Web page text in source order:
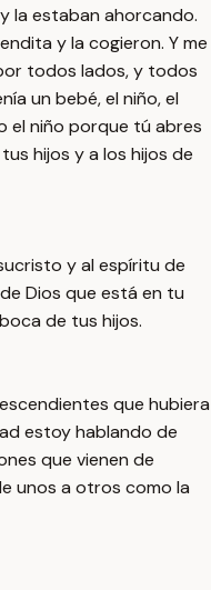
la estaban ahorcando.
y la cogieron. Y me
todos lados, y todos
un bebé, el niño, el
el niño porque tú abres
hijos y a los hijos de
y al espíritu de
Dios que está en tu
de tus hijos.
que hubiera
estoy hablando de
que vienen de
unos a otros como la